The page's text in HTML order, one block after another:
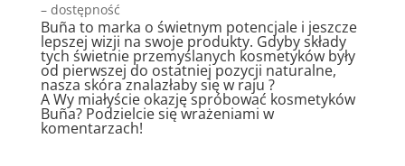
– dostępność
Buña to marka o świetnym potencjale i jeszcze
lepszej wizji na swoje produkty. Gdyby składy
tych świetnie przemyślanych kosmetyków były
od pierwszej do ostatniej pozycji naturalne,
nasza skóra znalazłaby się w raju ?
A Wy miałyście okazję spróbować kosmetyków
Buña? Podzielcie się wrażeniami w
komentarzach!